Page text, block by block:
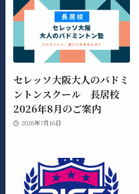
セレッソ大阪大人のバドミ
ントンスクール 長居校
2026年8月のご案内
2026年7月16日